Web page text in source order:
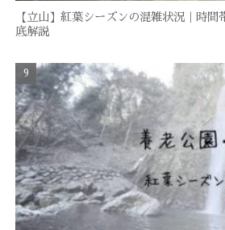
【立山】紅葉シーズンの混雑状況｜時間
底解説